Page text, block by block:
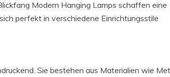
Modern Hanging Lamps schaffen eine
perfekt in verschiedene Einrichtungsstile
Sie bestehen aus Materialien wie